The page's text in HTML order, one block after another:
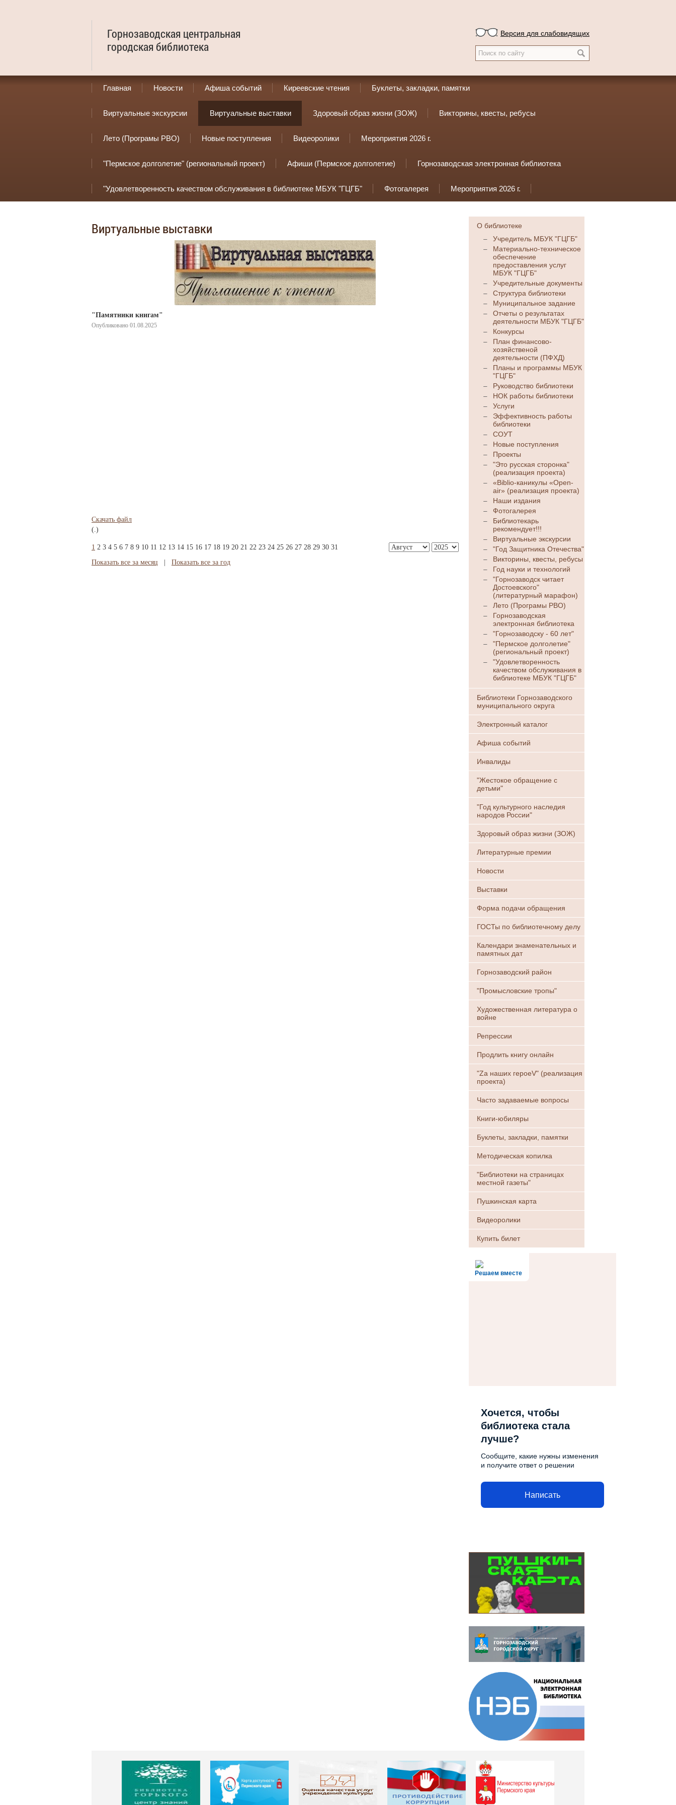
Горнозаводская центральная
городская библиотека
Версия для слабовидящих
Главная Новости Афиша событий Киреевские чтения Буклеты, закладки, памятки
Виртуальные экскурсии Виртуальные выставки Здоровый образ жизни (ЗОЖ) Викторины, квесты, ребусы
Лето (Програмы РВО) Новые поступления Видеоролики Мероприятия 2026 г.
"Пермское долголетие" (региональный проект) Афиши (Пермское долголетие) Горнозаводская электронная библиотека
"Удовлетворенность качеством обслуживания в библиотеке МБУК "ГЦГБ" Фотогалерея Мероприятия 2026 г.
Виртуальные выставки
"Памятники книгам"
Опубликовано 01.08.2025
Скачать файл
(.)
1 2 3 4 5 6 7 8 9 10 11 12 13 14 15 16 17 18 19 20 21 22 23 24 25 26 27 28 29 30 31
Показать все за месяц
Показать все за год
О библиотеке
Учредитель МБУК "ГЦГБ"
Материально-техническое
обеспечение
предоставления услуг
МБУК "ГЦГБ"
Учредительные документы
Структура библиотеки
Муниципальное задание
Отчеты о результатах
деятельности МБУК "ГЦГБ"
Конкурсы
План финансово-
хозяйственой
деятельности (ПФХД)
Планы и программы МБУК
"ГЦГБ"
Руководство библиотеки
НОК работы библиотеки
Услуги
Эффективность работы
библиотеки
СОУТ
Новые поступления
Проекты
"Это русская сторонка"
(реализация проекта)
«Biblio-каникулы «Open-
air» (реализация проекта)
Наши издания
Фотогалерея
Библиотекарь
рекомендует!!!
Виртуальные экскурсии
"Год Защитника Отечества"
Викторины, квесты, ребусы
Год науки и технологий
"Горнозаводск читает
Достоевского"
(литературный марафон)
Лето (Програмы РВО)
Горнозаводская
электронная библиотека
"Горнозаводску - 60 лет"
"Пермское долголетие"
(региональный проект)
"Удовлетворенность
качеством обслуживания в
библиотеке МБУК "ГЦГБ"
Библиотеки Горнозаводского
муниципального округа
Электронный каталог
Афиша событий
Инвалиды
"Жестокое обращение с
детьми"
"Год культурного наследия
народов России"
Здоровый образ жизни (ЗОЖ)
Литературные премии
Новости
Выставки
Форма подачи обращения
ГОСТы по библиотечному делу
Календари знаменательных и
памятных дат
Горнозаводский район
"Промысловские тропы"
Художественная литература о
войне
Репрессии
Продлить книгу онлайн
"Zа наших героеV" (реализация
проекта)
Часто задаваемые вопросы
Книги-юбиляры
Буклеты, закладки, памятки
Методическая копилка
"Библиотеки на страницах
местной газеты"
Пушкинская карта
Видеоролики
Купить билет
Решаем вместе
Хочется, чтобы
библиотека стала
лучше?
Сообщите, какие нужны изменения
и получите ответ о решении
Написать